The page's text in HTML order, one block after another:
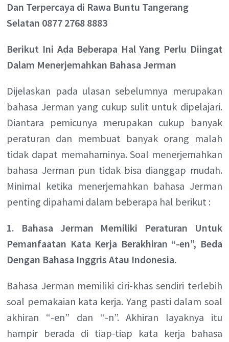
Dan Terpercaya di Rawa Buntu Tangerang
Selatan 0877 2768 8883
Berikut Ini Ada Beberapa Hal Yang Perlu Diingat
Dalam Menerjemahkan Bahasa Jerman
Dijelaskan pada ulasan sebelumnya merupakan
bahasa Jerman yang cukup sulit untuk dipelajari.
Diantara pemicunya merupakan cukup banyak
peraturan dan membuat banyak orang malah
tidak dapat memahaminya. Soal menerjemahkan
bahasa Jerman pun tidak bisa dianggap mudah.
Minimal ketika menerjemahkan bahasa Jerman
penting dipahami dalam beberapa hal berikut :
1. Bahasa Jerman Memiliki Peraturan Untuk
Pemanfaatan Kata Kerja Berakhiran “-en”, Beda
Dengan Bahasa Inggris Atau Indonesia.
Bahasa Jerman memiliki ciri-khas sendiri terlebih
soal pemakaian kata kerja. Yang pasti dalam soal
akhiran “-en” dan “-n”. Akhiran layaknya itu
hampir berada di tiap-tiap kata kerja bahasa